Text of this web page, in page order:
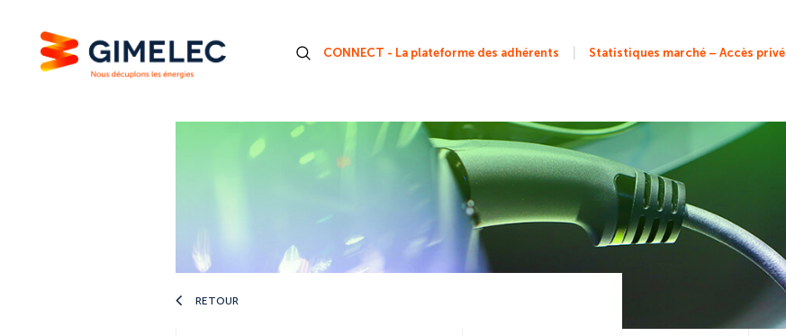
CONNECT - La plateforme des adhérents Statistiques marché – Accès privé
RETOUR